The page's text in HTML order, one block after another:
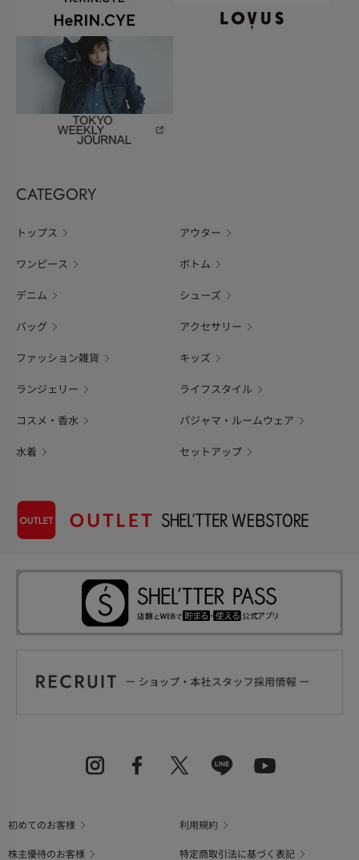
CATEGORY
トップス アウター
ワンピース ボトム
デニム シューズ
バッグ アクセサリー
ファッション雑貨 キッズ
ランジェリー ライフスタイル
コスメ・香水 パジャマ・ルームウェア
水着 セットアップ
初めてのお客様
利用規約
株主優待のお客様
特定商取引法に基づく表記